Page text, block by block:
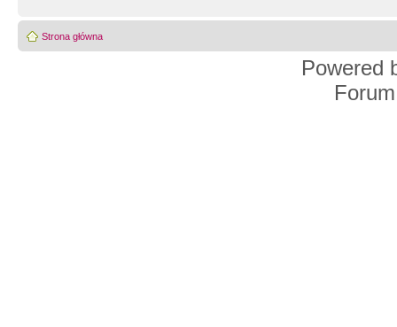
Strona główna
Powered